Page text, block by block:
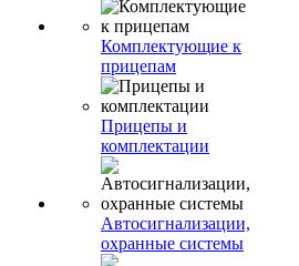
Комплектующие к
прицепам
Прицепы и
комплектации
Автосигнализации,
охранные системы